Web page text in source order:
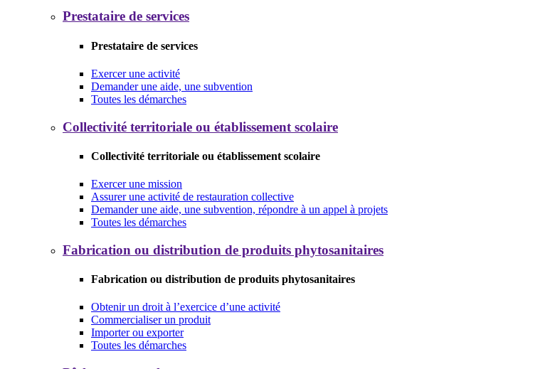
Prestataire de services
Prestataire de services
Exercer une activité
Demander une aide, une subvention
Toutes les démarches
Collectivité territoriale ou établissement scolaire
Collectivité territoriale ou établissement scolaire
Exercer une mission
Assurer une activité de restauration collective
Demander une aide, une subvention, répondre à un appel à projets
Toutes les démarches
Fabrication ou distribution de produits phytosanitaires
Fabrication ou distribution de produits phytosanitaires
Obtenir un droit à l’exercice d’une activité
Commercialiser un produit
Importer ou exporter
Toutes les démarches